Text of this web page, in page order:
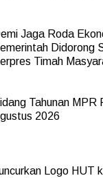
Jaga Roda
Didorong
Timah
Tahunan MPR
2026
Logo HUT